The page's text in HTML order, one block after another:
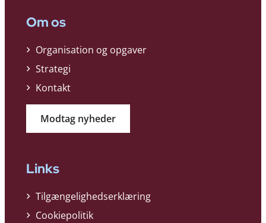
Om os
Organisation og opgaver
Strategi
Kontakt
Modtag nyheder
Links
Tilgængelighedserklæring
Cookiepolitik